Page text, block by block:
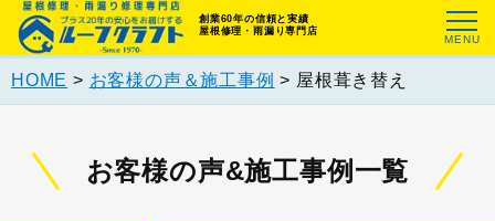
創業60年の信頼と実績
屋根修理・雨漏り専門店
HOME > お客様の声＆施工事例 > 屋根葺き替え
お客様の声&施工事例一覧